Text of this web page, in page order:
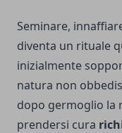
Seminare,
diventa un rituale
inizialmente
natura non
dopo germoglio la
prendersi cura